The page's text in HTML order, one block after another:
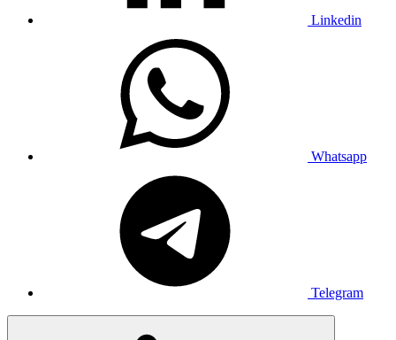
Linkedin
Whatsapp
Telegram